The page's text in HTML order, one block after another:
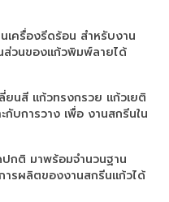
cm.
cm.
องรีดร้อน 40×60 cm.
เครื่องรีดร้อน สำหรับงาน
ส่วนของแก้วพิมพ์ลายได้
ยนสี แก้วทรงกรวย แก้วเยติ
บการวาง เพื่อ งานสกรีนใน
กติ มาพร้อมจำนวนฐาน
ารผลิตของงานสกรีนแก้วได้